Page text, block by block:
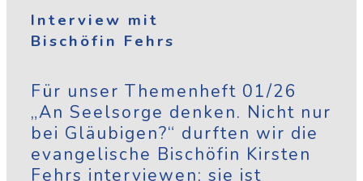
Interview mit
Bischöfin Fehrs
Für unser Themenheft 01/26
„An Seelsorge denken. Nicht nur
bei Gläubigen?“ durften wir die
evangelische Bischöfin Kirsten
Fehrs interviewen; sie ist